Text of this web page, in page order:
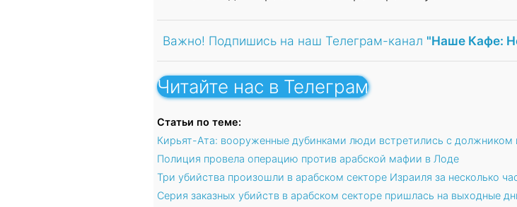
Важно! Подпишись на наш Телеграм-канал "Наше Кафе:
Читайте нас в Телеграм
Статьи по теме:
Кирьят-Ата: вооруженные дубинками люди встретились с
Полиция провела операцию против арабской мафии в Лоде
Три убийства произошли в арабском секторе Израиля за несколько
Серия заказных убийств в арабском секторе пришлась на выходные